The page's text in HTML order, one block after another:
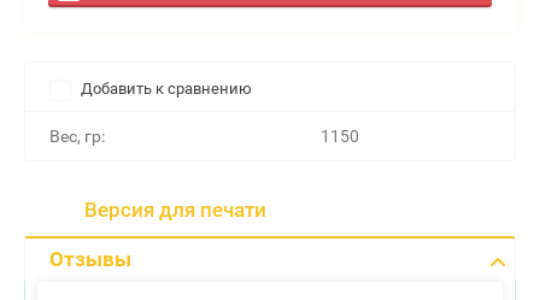
Добавить к сравнению
Вес, гр: 1150
Версия для печати
Отзывы